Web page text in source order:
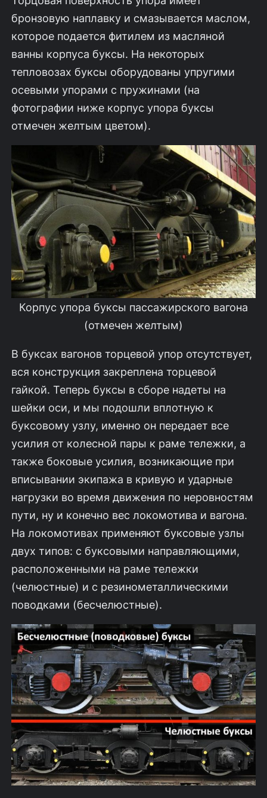
бронзовую наплавку и смазывается маслом,
которое подается фитилем из масляной
ванны корпуса буксы. На некоторых
тепловозах буксы оборудованы упругими
осевыми упорами с пружинами (на
фотографии ниже корпус упора буксы
отмечен желтым цветом).
Корпус упора буксы пассажирского вагона
(отмечен желтым)
В буксах вагонов торцевой упор отсутствует,
вся конструкция закреплена торцевой
гайкой. Теперь буксы в сборе надеты на
шейки оси, и мы подошли вплотную к
буксовому узлу, именно он передает все
усилия от колесной пары к раме тележки, а
также боковые усилия, возникающие при
вписывании экипажа в кривую и ударные
нагрузки во время движения по неровностям
пути, ну и конечно вес локомотива и вагона.
На локомотивах применяют буксовые узлы
двух типов: с буксовыми направляющими,
расположенными на раме тележки
(челюстные) и с резинометаллическими
поводками (бесчелюстные).